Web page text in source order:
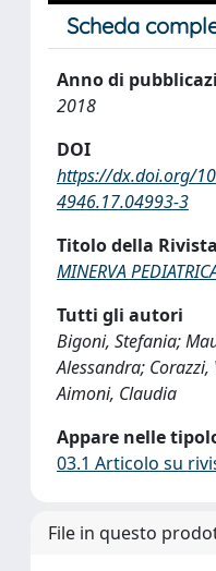
Scheda
Anno di
2018
DOI
https://dx.doi.org/
4946.17.04993-3
Titolo della Rivista
MINERVA
Tutti gli autori
Bigoni, Stefania;
Alessandra;
Aimoni, Claudia
Appare nelle
03.1 Articolo su
File in questo